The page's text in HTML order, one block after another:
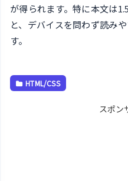
が得られます。特に本文は
と、デバイスを問わず読み
す。
HTML/CSS
スポン